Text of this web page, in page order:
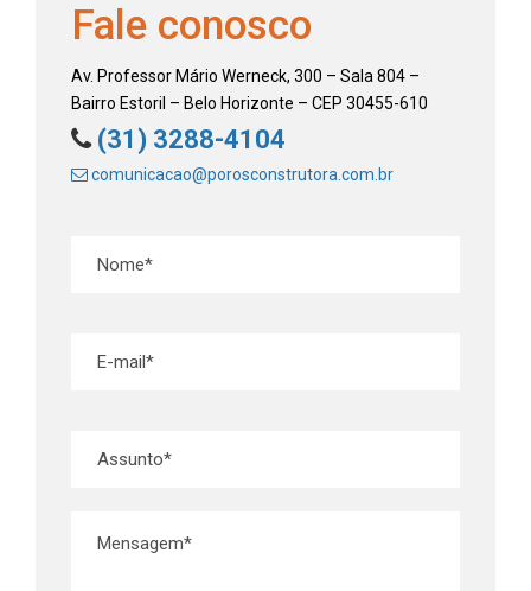
Fale conosco
Av. Professor Mário Werneck, 300 – Sala 804 –
Bairro Estoril – Belo Horizonte – CEP 30455-610
(31) 3288-4104
comunicacao@porosconstrutora.com.br